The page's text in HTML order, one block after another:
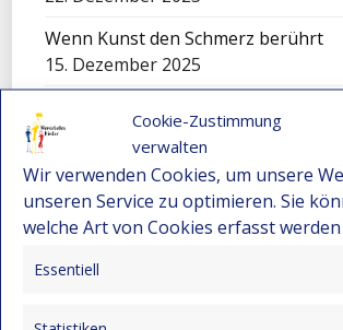
Cookie-Zustimmung
verwalten
Wir verwenden Cookies, um unsere
unseren Service zu optimieren. Sie
welche Art von Cookies erfasst werden
Essentiell
Wenn Kunst den Schmerz berührt
15. Dezember 2025
15. Dezember 2025
„El Petronito“: Feier der Kinder in
Nachmittagsbetreuung
15. Dezember 2025
Eine Sinfonie, die Montebello